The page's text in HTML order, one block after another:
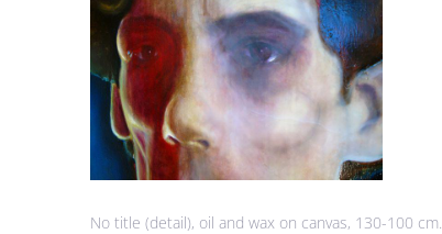
No title (detail), oil and wax on canvas, 130-100 cm.